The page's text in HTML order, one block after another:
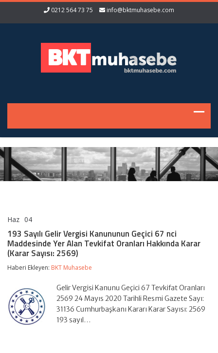
0212 564 73 75 info@bktmuhasebe.com
Haz 04
Gelir
Vergisi
Kanununun
67
Maddesinde
Alan
Tevkifat
Oranları
193 Sayılı Gelir Vergisi Kanununun Geçici 67 nci
Maddesinde Yer Alan Tevkifat Oranları Hakkında Karar
(Karar Sayısı: 2569)
Haberi Ekleyen: BKT Muhasebe
Gelir Vergisi Kanunu Geçici 67 Tevkifat Oranları
2569 24 Mayıs 2020 Tarihli Resmi Gazete Sayı:
31136 Cumhurbaşkanı Kararı Karar Sayısı: 2569
193 sayıl…